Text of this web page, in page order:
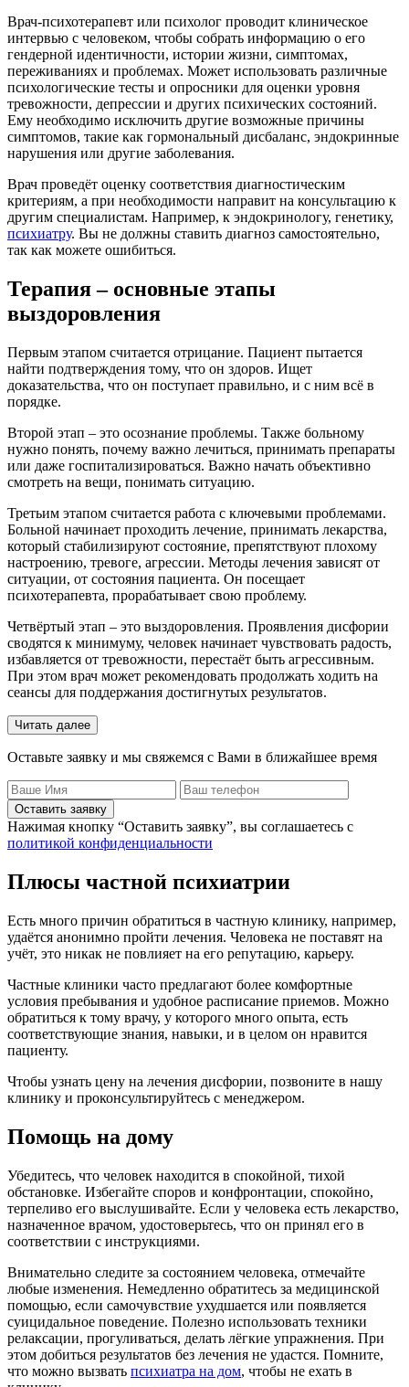
Врач-психотерапевт или психолог проводит клиническое
интервью с человеком, чтобы собрать информацию о его
гендерной идентичности, истории жизни, симптомах,
переживаниях и проблемах. Может использовать различные
психологические тесты и опросники для оценки уровня
тревожности, депрессии и других психических состояний.
Ему необходимо исключить другие возможные причины
симптомов, такие как гормональный дисбаланс, эндокринные
нарушения или другие заболевания.
Врач проведёт оценку соответствия диагностическим
критериям, а при необходимости направит на консультацию к
другим специалистам. Например, к эндокринологу, генетику,
психиатру. Вы не должны ставить диагноз самостоятельно,
так как можете ошибиться.
Терапия – основные этапы
выздоровления
Первым этапом считается отрицание. Пациент пытается
найти подтверждения тому, что он здоров. Ищет
доказательства, что он поступает правильно, и с ним всё в
порядке.
Второй этап – это осознание проблемы. Также больному
нужно понять, почему важно лечиться, принимать препараты
или даже госпитализироваться. Важно начать объективно
смотреть на вещи, понимать ситуацию.
Третьим этапом считается работа с ключевыми проблемами.
Больной начинает проходить лечение, принимать лекарства,
который стабилизируют состояние, препятствуют плохому
настроению, тревоге, агрессии. Методы лечения зависят от
ситуации, от состояния пациента. Он посещает
психотерапевта, прорабатывает свою проблему.
Четвёртый этап – это выздоровления. Проявления дисфории
сводятся к минимуму, человек начинает чувствовать радость,
избавляется от тревожности, перестаёт быть агрессивным.
При этом врач может рекомендовать продолжать ходить на
сеансы для поддержания достигнутых результатов.
Читать далее
Оставьте заявку и мы свяжемся с Вами в ближайшее время
Оставить заявку
Нажимая кнопку “Оставить заявку”, вы соглашаетесь с
политикой конфиденциальности
Плюсы частной психиатрии
Есть много причин обратиться в частную клинику, например,
удаётся анонимно пройти лечения. Человека не поставят на
учёт, это никак не повлияет на его репутацию, карьеру.
Частные клиники часто предлагают более комфортные
условия пребывания и удобное расписание приемов. Можно
обратиться к тому врачу, у которого много опыта, есть
соответствующие знания, навыки, и в целом он нравится
пациенту.
Чтобы узнать цену на лечения дисфории, позвоните в нашу
клинику и проконсультируйтесь с менеджером.
Помощь на дому
Убедитесь, что человек находится в спокойной, тихой
обстановке. Избегайте споров и конфронтации, спокойно,
терпеливо его выслушивайте. Если у человека есть лекарство,
назначенное врачом, удостоверьтесь, что он принял его в
соответствии с инструкциями.
Внимательно следите за состоянием человека, отмечайте
любые изменения. Немедленно обратитесь за медицинской
помощью, если самочувствие ухудшается или появляется
суицидальное поведение. Полезно использовать техники
релаксации, прогуливаться, делать лёгкие упражнения. При
этом добиться результатов без лечения не удастся. Помните,
что можно вызвать психиатра на дом, чтобы не ехать в